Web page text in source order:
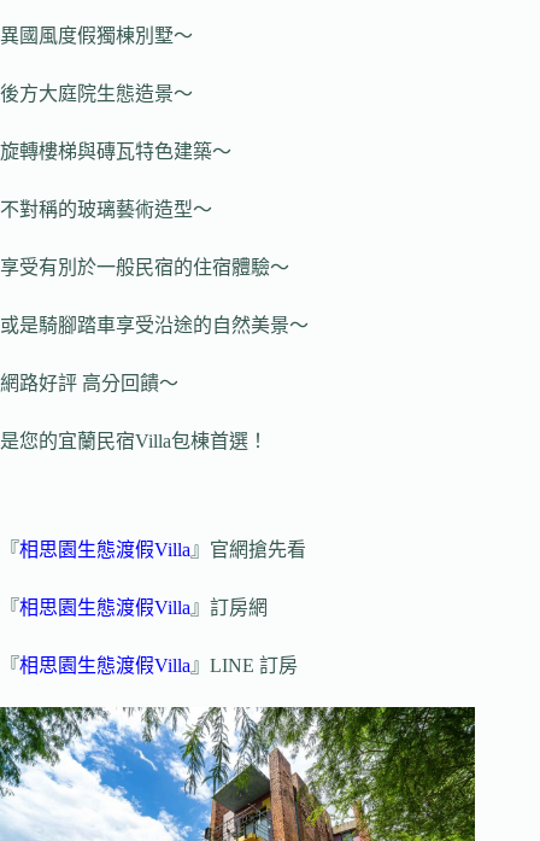
異國風度假獨棟別墅～
後方大庭院生態造景～
旋轉樓梯與磚瓦特色建築～
不對稱的玻璃藝術造型～
享受有別於一般民宿的住宿體驗～
或是騎腳踏車享受沿途的自然美景～
網路好評 高分回饋～
是您的宜蘭民宿Villa包棟首選！
『相思園生態渡假Villa』官網搶先看
『相思園生態渡假Villa』訂房網
『相思園生態渡假Villa』LINE 訂房